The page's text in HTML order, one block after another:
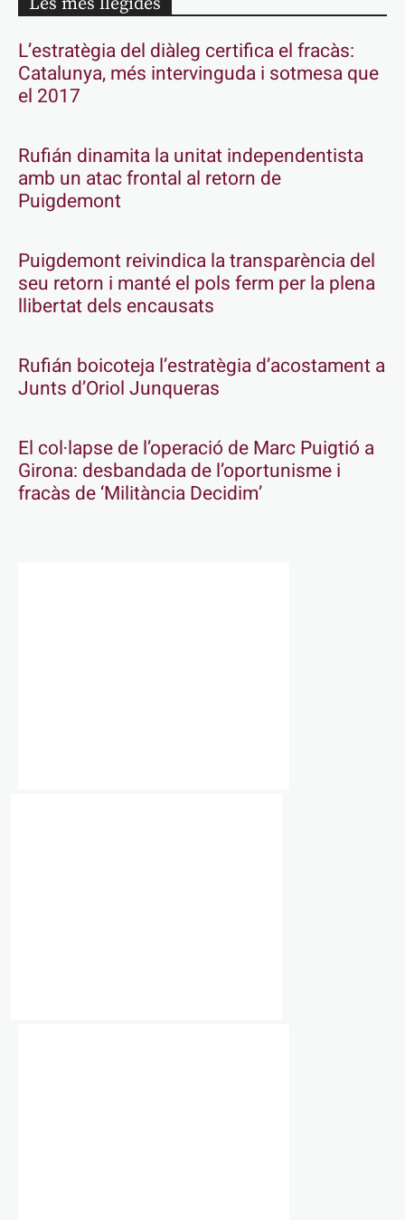
L’estratègia del diàleg certifica el fracàs:
Catalunya, més intervinguda i sotmesa que
el 2017
Rufián dinamita la unitat independentista
amb un atac frontal al retorn de
Puigdemont
Puigdemont reivindica la transparència del
seu retorn i manté el pols ferm per la plena
llibertat dels encausats
Rufián boicoteja l’estratègia d’acostament a
Junts d’Oriol Junqueras
El col·lapse de l’operació de Marc Puigtió a
Girona: desbandada de l’oportunisme i
fracàs de ‘Militància Decidim’